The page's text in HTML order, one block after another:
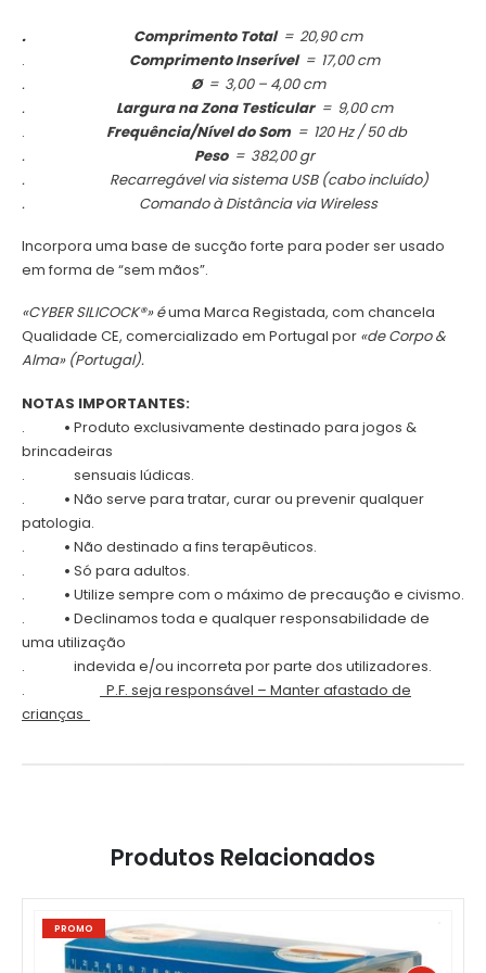
. Comprimento Total= 20,90 cm
.
Comprimento Inserível= 17,00 cm
.
Ø= 3,00 – 4,00 cm
.
Largura na Zona Testicular= 9,00 cm
.
Frequência/Nível do Som= 120 Hz / 50 db
.
Peso= 382,00 gr
.
Recarregável via sistema USB (cabo incluído)
. Comando à Distância via Wireless
Incorpora uma base de sucção forte para poder ser usado
em forma de “sem mãos”.
«CYBER SILICOCK®» éuma Marca Registada, com chancela
Qualidade CE, comercializado em Portugal por «de Corpo &
Alma» (Portugal).
NOTAS IMPORTANTES:
.
• Produto exclusivamente destinado para jogos &
brincadeiras
. sensuais lúdicas.
.
• Não serve para tratar, curar ou prevenir qualquer
patologia.
.
• Não destinado a fins terapêuticos.
.
• Só para adultos.
.
• Utilize sempre com o máximo de precaução e civismo.
.
• Declinamos toda e qualquer responsabilidade de
uma utilização
.
indevida e/ou incorreta por parte dos utilizadores.
.
P.F. seja responsável – Manter afastado de
crianças
Produtos Relacionados
PROMO